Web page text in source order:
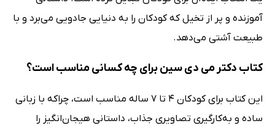
آموزنده و پر از تخیل که کودکان را به دنیایی جادویی می‌برد و با
طبیعت آشتی می‌دهد.
کتاب دکتر می‌ دی‌ سین برای چه کسانی مناسب است؟
این کتاب برای کودکان 4 تا 7 ساله مناسب است، چراکه با زبانی
ساده و به‌کارگیری تصاویری جذاب، داستانی هیجان‌انگیز را